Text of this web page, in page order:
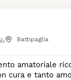
Battipaglia
riconosciuto
cura e tanto